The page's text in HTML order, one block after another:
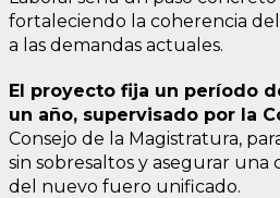
fortaleciendo la coherencia
a las demandas actuales.
El proyecto fija un período
un año, supervisado por la
Consejo de la Magistratura,
sin sobresaltos y asegurar una
del nuevo fuero unificado.